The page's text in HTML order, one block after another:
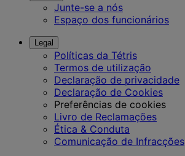
Junte-se a nós
Espaço dos funcionários
Legal
Políticas da Tétris
Termos de utilização
Declaração de privacidade
Declaração de Cookies
Preferências de cookies
Livro de Reclamações
Ética & Conduta
Comunicação de Infracções